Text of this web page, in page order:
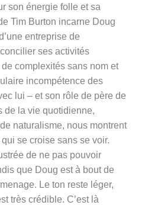
son énergie folle et sa
Tim Burton incarne Doug
entreprise de
ses activités
complexités sans nom et
incompétence des
lui – et son rôle de père de
de la vie quotidienne,
naturalisme, nous montrent
se croise sans se voir.
de ne pas pouvoir
que Doug est à bout de
Le ton reste léger,
très crédible. C’est là